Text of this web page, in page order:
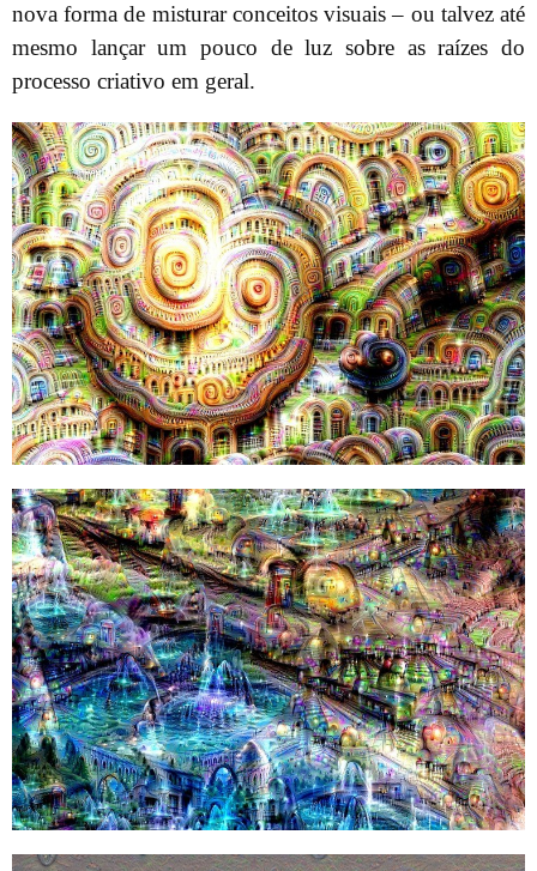
nova forma de misturar conceitos visuais – ou talvez até
mesmo lançar um pouco de luz sobre as raízes do
processo criativo em geral.